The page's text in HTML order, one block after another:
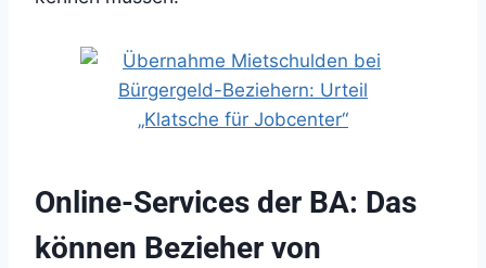
Online-Services der BA: Das
können Bezieher von